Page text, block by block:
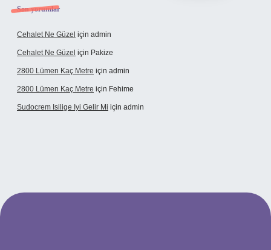
Son yorumlar
Cehalet Ne Güzel için admin
Cehalet Ne Güzel için Pakize
2800 Lümen Kaç Metre için admin
2800 Lümen Kaç Metre için Fehime
Sudocrem Isilige Iyi Gelir Mi için admin